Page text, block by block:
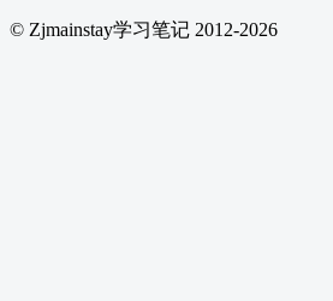
© Zjmainstay学习笔记 2012-2026